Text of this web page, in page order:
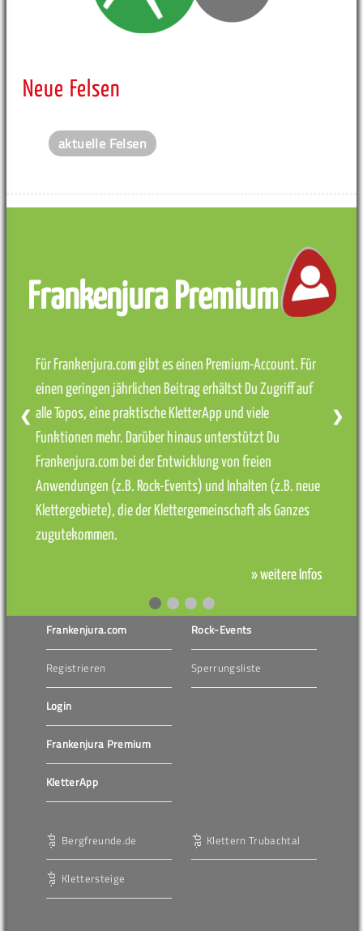
Neue Felsen
aktuelle Felsen
Frankenjura Premium
Für Frankenjura.com gibt es einen Premium-Account. Für
einen geringen jährlichen Beitrag erhältst Du Zugriff auf
alle Topos, eine praktische KletterApp und viele
Funktionen mehr. Darüber hinaus unterstützt Du
Frankenjura.com bei der Entwicklung von freien
Anwendungen (z.B. Rock-Events) und Inhalten (z.B. neue
Klettergebiete), die der Klettergemeinschaft als Ganzes
zugutekommen.
» weitere Infos
❮ ❯
Frankenjura.com
Registrieren
Login
Frankenjura Premium
KletterApp
Rock-Events
Sperrungsliste
Bergfreunde.de
Klettersteige
Klettern Trubachtal